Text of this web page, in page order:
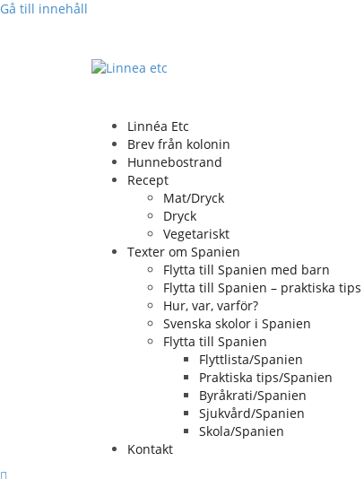
Gå till innehåll
Linnéa Etc
Brev från kolonin
Hunnebostrand
Recept
Mat/Dryck
Dryck
Vegetariskt
Texter om Spanien
Flytta till Spanien med barn
Flytta till Spanien – praktiska tips
Hur, var, varför?
Svenska skolor i Spanien
Flytta till Spanien
Flyttlista/Spanien
Praktiska tips/Spanien
Byråkrati/Spanien
Sjukvård/Spanien
Skola/Spanien
Kontakt